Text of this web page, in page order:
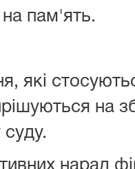
пам'ять.
які
на
нарад